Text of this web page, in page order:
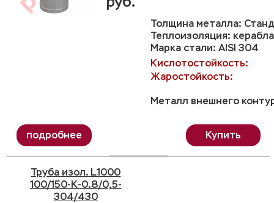
Толщина металла:
Теплоизоляция:
Марка стали: AISI 304
Кислотостойкость:
Жаростойкость:
Металл внешнего
Купить
Труба изол. L1000
100/150-K-0.8/0,5-
304/430